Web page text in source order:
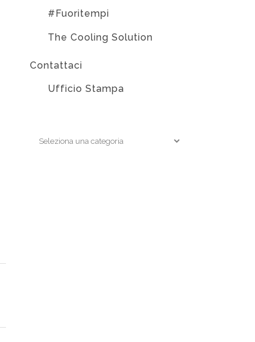
#Fuoritempi
The Cooling Solution
Contattaci
Ufficio Stampa
EDIZIONI